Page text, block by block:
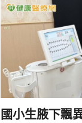
國小生腋下飄